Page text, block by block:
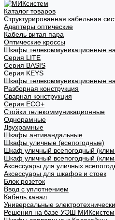
Каталог товаров
Структурированная кабельная
Адаптеры оптические
Кабель витая пара
Оптические кроссы
Шкафы телекоммуникационные
Cерия LITE
Cерия BASIS
Cерия KEYS
Шкафы телекоммуникационные
Разборная конструкция
Сварная конструкция
Серия ECO+
Стойки телекоммуникационные
Однорамные
Двухрамные
Шкафы антивандальные
Шкафы уличные (всепогодные)
Шкаф уличный всепогодный
Шкаф уличный всепогодный
Аксессуары для уличных
Аксессуары для шкафов и стоек
Блок розеток
Ввод с уплотнением
Кабель канал
Универсальные
Решения на базе УЭШ МИКсистем